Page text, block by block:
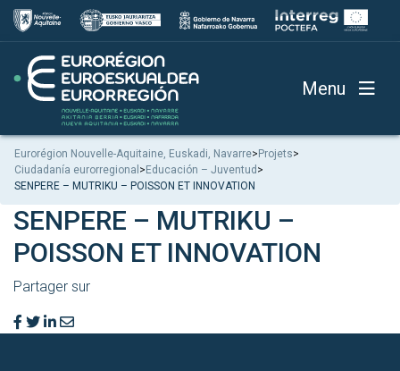
Menu
Eurorégion Nouvelle-Aquitaine, Euskadi, Navarre> Projets>
Ciudadanía eurorregional > Educación – Juventud >
SENPERE – MUTRIKU – POISSON ET INNOVATION
SENPERE – MUTRIKU –
POISSON ET INNOVATION
Partager sur